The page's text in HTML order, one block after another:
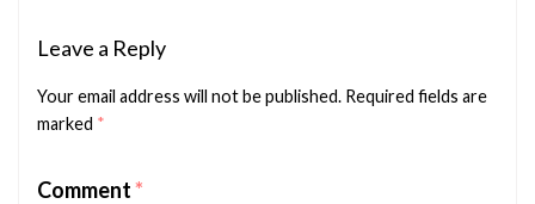
Leave a Reply
Your email address will not be published. Required fields are
marked *
Comment*